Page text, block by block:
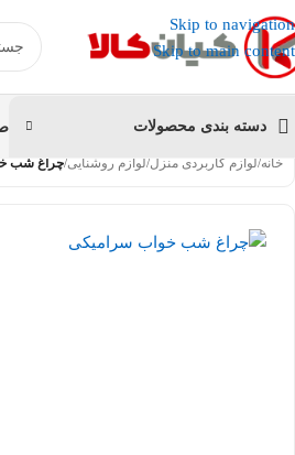
Skip to navigation
Skip to main content
دسته بندی محصولات
خانه/لوازم کاربردی منزل/لوازم روشنایی/چراغ شب